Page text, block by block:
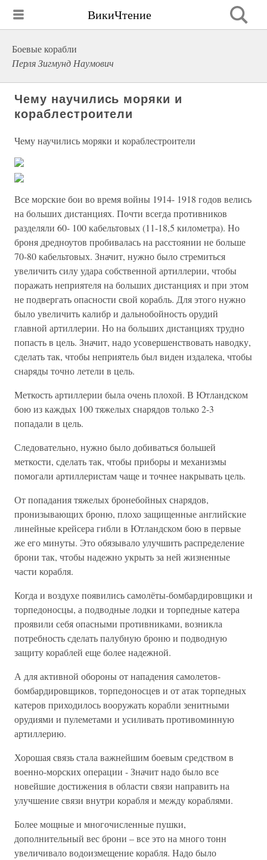
ВикиЧтение
Боевые корабли
Перля Зигмунд Наумович
Чему научились моряки и
кораблестроители
Чему научились моряки и кораблестроители
Все морские бои во время войны 1914- 1918 годов велись
на больших дистанциях. Почти всегда противников
разделяли 60- 100 кабельтовых (11-18,5 километра). Но
броня дредноутов пробивалась на расстоянии не больше
70-80 кабельтовых. Значит, нужно было стремиться
увеличить силу удара собственной артиллерии, чтобы
поражать неприятеля на больших дистанциях и при этом
не подвергать опасности свой корабль. Для этого нужно
было увеличить калибр и дальнобойность орудий
главной артиллерии. Но на больших дистанциях трудно
попасть в цель. Значит, надо усовершенствовать наводку,
сделать так, чтобы неприятель был виден издалека, чтобы
снаряды точно летели в цель.
Меткость артиллерии была очень плохой. В Ютландском
бою из каждых 100 тяжелых снарядов только 2-3
попадали в цель.
Следовательно, нужно было добиваться большей
меткости, сделать так, чтобы приборы и механизмы
помогали артиллеристам чаще и точнее накрывать цель.
От попадания тяжелых бронебойных снарядов,
пронизывающих броню, плохо защищенные английские
линейные крейсера гибли в Ютландском бою в первые
же его минуты. Это обязывало улучшить распределение
брони так, чтобы надежно укрыть за ней жизненные
части корабля.
Когда и воздухе появились самолёты-бомбардировщики и
торпедоносцы, а подводные лодки и торпедные катера
проявили себя опасными противниками, возникла
потребность сделать палубную броню и подводную
защиту кораблей еще более надежной.
А для активной обороны от нападения самолетов-
бомбардировщиков, торпедоносцев и от атак торпедных
катеров приходилось вооружать корабли зенитными
орудиями и пулеметами и усиливать противоминную
артиллерию.
Хорошая связь стала важнейшим боевым средством в
военно-морских операции - Значит надо было все
новейшие достижения в области связи направить на
улучшение связи внутри корабля и между кораблями.
Более мощные и многочисленные пушки,
дополнительный вес брони – все это на много тонн
увеличивало водоизмещение корабля. Надо было